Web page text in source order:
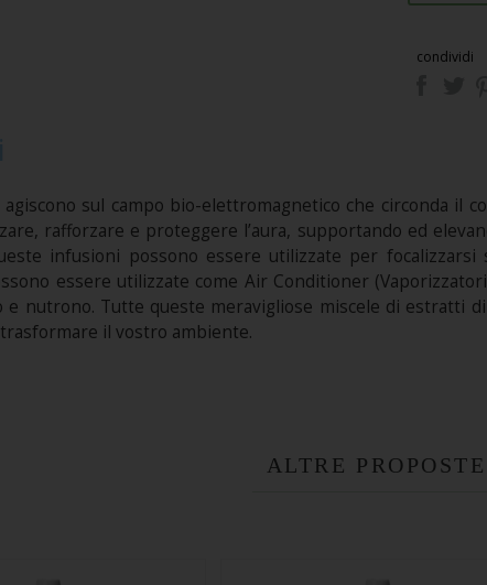
condividi
agiscono sul campo bio-elettromagnetico che circonda il
rafforzare e proteggere l’aura, supportando ed
infusioni possono essere utilizzate per
essere utilizzate come Air Conditioner
e nutrono. Tutte queste meravigliose miscele di estratti
il vostro ambiente.
ALTRE PROPOSTE